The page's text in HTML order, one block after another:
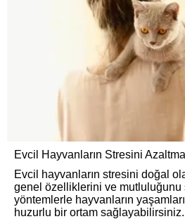
Evcil Hayvanların Stresini
Evcil hayvanların stresini doğal
genel özelliklerini ve mutluluğunu
yöntemlerle hayvanların
huzurlu bir ortam sağlayabilirsiniz.